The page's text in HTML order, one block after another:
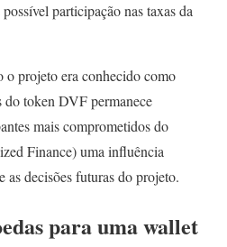
participação nas taxas da
projeto era conhecido como
token DVF permanece
mais comprometidos do
Finance) uma influência
decisões futuras do projeto.
para uma wallet